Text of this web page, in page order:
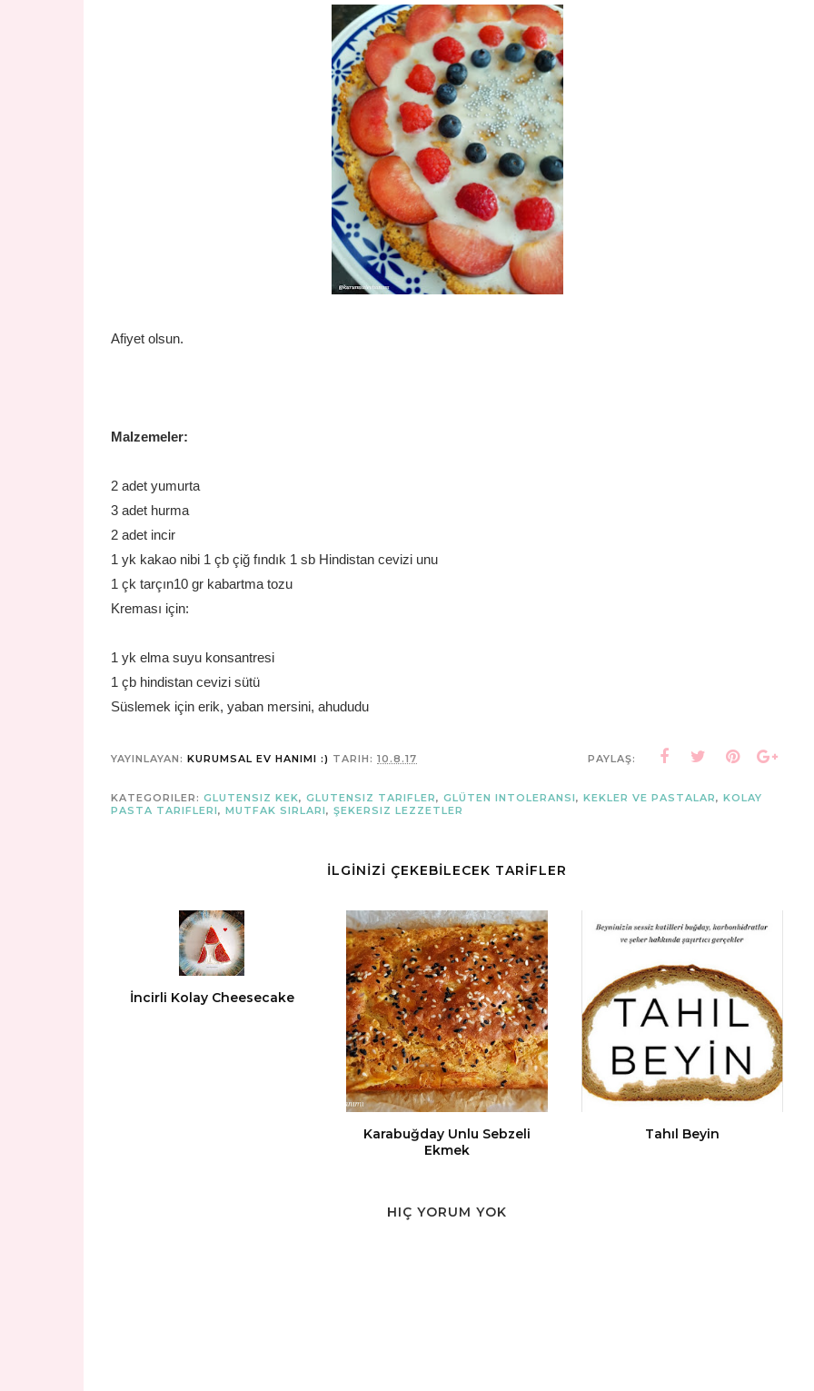
Afiyet olsun.
Malzemeler:
2 adet yumurta
3 adet hurma
2 adet incir
1 yk kakao nibi 1 çb çiğ fındık 1 sb Hindistan cevizi unu
1 çk tarçın10 gr kabartma tozu
Kreması için:
1 yk elma suyu konsantresi
1 çb hindistan cevizi sütü
Süslemek için erik, yaban mersini, ahududu
YAYINLAYAN: KURUMSAL EV HANIMI :) TARIH: 10.8.17 PAYLAŞ:
KATEGORILER: GLUTENSIZ KEK, GLUTENSIZ TARIFLER, GLÜTEN INTOLERANSI, KEKLER VE PASTALAR, KOLAY
PASTA TARIFLERI, MUTFAK SIRLARI, ŞEKERSIZ LEZZETLER
İLGİNİZİ ÇEKEBİLECEK TARİFLER
İncirli Kolay Cheesecake
Karabuğday Unlu Sebzeli
Ekmek
Tahıl Beyin
HIÇ YORUM YOK